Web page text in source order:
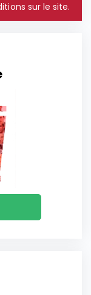
sur le site.